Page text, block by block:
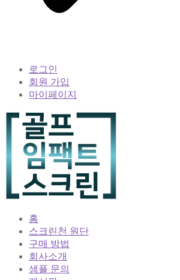
로그인
회원 가입
마이페이지
홈
스크린천 원단
구매 방법
회사소개
샘플 문의